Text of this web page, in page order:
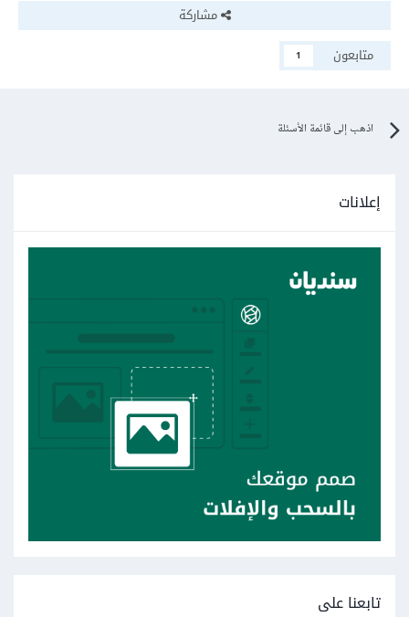
مشاركة
متابعون
1
اذهب إلى قائمة الأسئلة
إعلانات
تابعنا على